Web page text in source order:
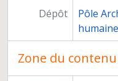
Dépôt
Pôle
Zone du